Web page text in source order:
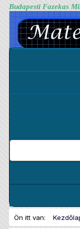
Budapesti Fazekas
Ön itt van: